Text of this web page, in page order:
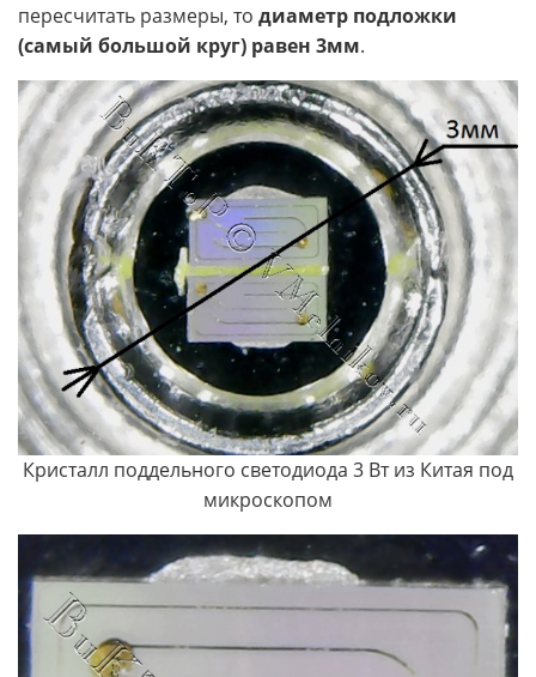
пересчитать размеры, то диаметр подложки
(самый большой круг) равен 3мм.
Кристалл поддельного светодиода 3 Вт из Китая под
микроскопом